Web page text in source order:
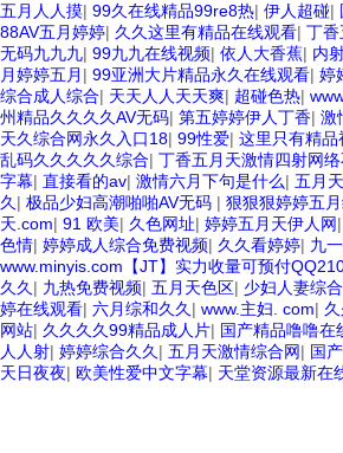
五月人人摸| 99久在线精品99re8热| 伊人超碰|
88AV五月婷婷| 久久这里有精品在线观看| 丁香
无码九九九| 99九九在线视频| 依人大香蕉| 内
月婷婷五月 | 99亚洲大片精品永久在线观看| 婷
综合成人综合| 天天人人天天爽| 超碰色热|
州精品久久久久AV无码| 第五婷婷伊人丁香| 激
天久综合网永久入口18| 99性爱| 这里只有精品
乱码久久久久久综合| 丁香五月天激情四射网
字幕| 直接看的av| 激情六月下句是什么| 五月
久 | 极品少妇高潮啪啪AV无码 | 狠狠狠婷婷五
天.com| 91 欧美| 久色网址| 婷婷五月天伊人网|
色情| 婷婷成人综合免费视频| 久久看婷婷| 九
www.minyis.com【JT】实力收量可预付
久久 | 九热免费视频| 五月天色区| 少妇人妻综
婷在线观看| 六月综和久久 | www.主妇. com|
网站| 久久久久99精品成人片| 国产精品噜噜在
人人射| 婷婷综合久久 | 五月天激情综合网| 国
天日夜夜| 欧美性爱中文字幕| 天堂资源最新在